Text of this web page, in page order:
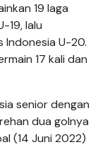
19 laga
19, lalu
Indonesia U-20.
17 kali dan
senior dengan
dua golnya
(14 Juni 2022)